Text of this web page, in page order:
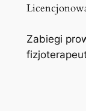
Zabiegi